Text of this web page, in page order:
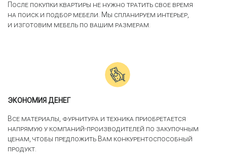
После покупки квартиры не нужно тратить свое время
на поиск и подбор мебели. Мы спланируем интерьер,
и изготовим мебель по вашим размерам.
ЭКОНОМИЯ ДЕНЕГ
Все материалы, фурнитура и техника приобретается
напрямую у компаний-производителей по закупочным
ценам, чтобы предложить Вам конкурентоспособный
продукт.